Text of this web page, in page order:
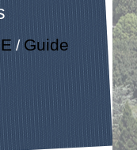
/ Guide